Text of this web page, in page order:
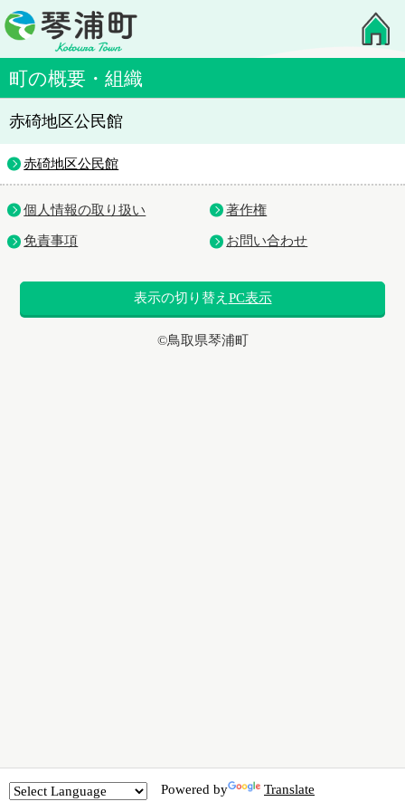
町の概要・組織
赤碕地区公民館
赤碕地区公民館
個人情報の取り扱い 著作権
免責事項 お問い合わせ
表示の切り替え PC表示
Powered by Translate
©鳥取県琴浦町